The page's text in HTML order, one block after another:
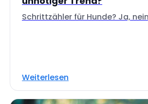
Schrittzähler für Hunde? Ja,
Weiterlesen